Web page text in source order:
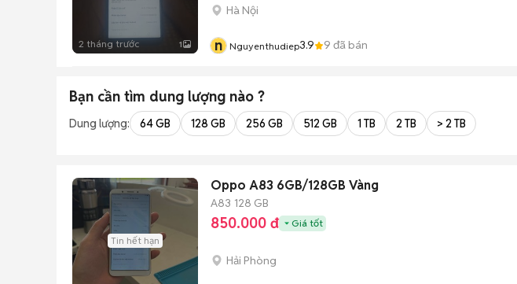
2 tháng trước 1
Hà Nội
n Nguyenthudiep3.9 9 đã bán
Bạn cần tìm dung lượng nào ?
Dung lượng: 64 GB 128 GB 256 GB 512 GB 1 TB 2 TB > 2 TB
Tin hết hạn
Oppo A83 6GB/128GB Vàng
A83 128 GB
850.000 đ Giá tốt
Hải Phòng